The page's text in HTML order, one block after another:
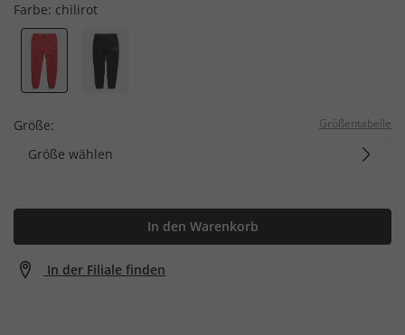
Farbe: chilirot
Größe: Größentabelle
Größe wählen
In den Warenkorb
In der Filiale finden